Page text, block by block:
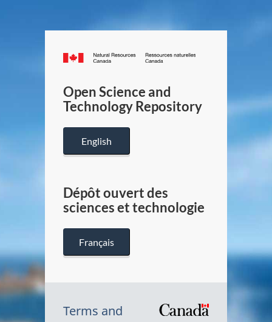
Canada.ca
/
Canada
Open Science and
Technology Repository
English
Dépôt ouvert des
sciences et technologie
Français
Terms and